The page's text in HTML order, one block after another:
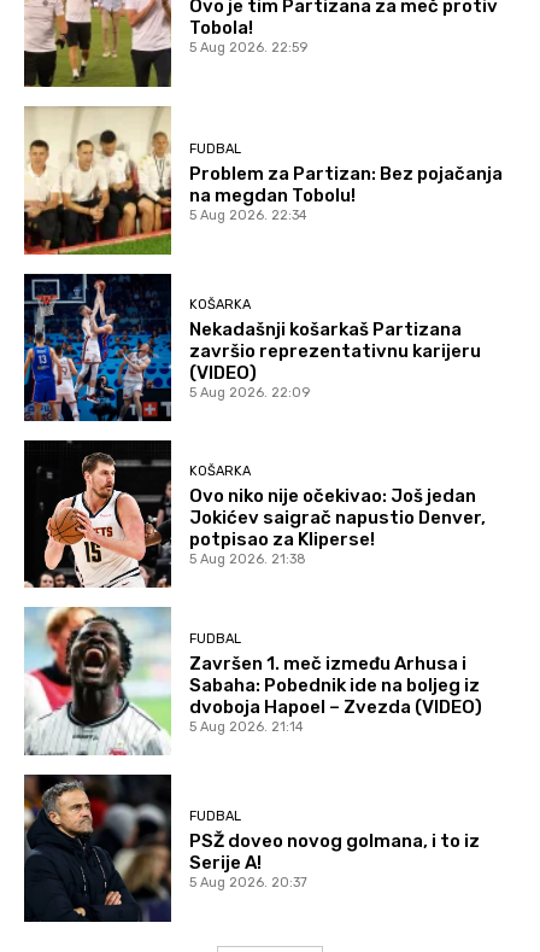
Ovo je tim Partizana za meč protiv
Tobola!
5 Aug 2026. 22:59
FUDBAL
Problem za Partizan: Bez pojačanja
na megdan Tobolu!
5 Aug 2026. 22:34
KOŠARKA
Nekadašnji košarkaš Partizana
završio reprezentativnu karijeru
(VIDEO)
5 Aug 2026. 22:09
KOŠARKA
Ovo niko nije očekivao: Još jedan
Jokićev saigrač napustio Denver,
potpisao za Kliperse!
5 Aug 2026. 21:38
FUDBAL
Završen 1. meč između Arhusa i
Sabaha: Pobednik ide na boljeg iz
dvoboja Hapoel – Zvezda (VIDEO)
5 Aug 2026. 21:14
FUDBAL
PSŽ doveo novog golmana, i to iz
Serije A!
5 Aug 2026. 20:37